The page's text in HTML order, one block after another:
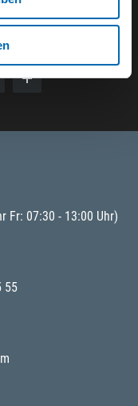
Fr: 07:30 - 13:00 Uhr)
55